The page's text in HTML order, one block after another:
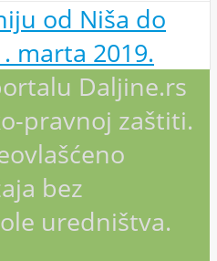
od Niša do
marta 2019.
Daljine.rs
pravnoj zaštiti.
bez
uredništva.